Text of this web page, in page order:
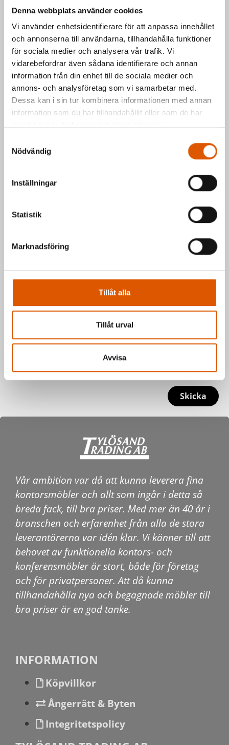
Denna webbplats använder cookies
Vi använder enhetsidentifierare för att anpassa innehållet
och annonserna till användarna, tillhandahålla funktioner
för sociala medier och analysera vår trafik. Vi
vidarebefordrar även sådana identifierare och annan
information från din enhet till de sociala medier och
annons- och analysföretag som vi samarbetar med.
Dessa kan i sin tur kombinera informationen med annan
information som du har tillhandahållit eller som de har
Nödvändig
Inställningar
Statistik
Marknadsföring
Tillåt alla
Tillåt urval
Avvisa
Har du frågor om våra produkter
eller vill du prata med en säljare?
Kontakta oss via formuläret eller direkt, så
hör vi av oss så fort vi kan.
Johan Olander e-posteller telefon 035-
2953810
Hälsningar Johan & Mattias
Skicka
Vår ambition var då att kunna leverera fina
kontorsmöbler och allt som ingår i detta så
breda fack, till bra priser. Med mer än 40 år i
branschen och erfarenhet från alla de stora
leverantörerna var idén klar. Vi känner till att
behovet av funktionella kontors- och
konferensmöbler är stort, både för företag
och för privatpersoner. Att då kunna
tillhandahålla nya och begagnade möbler till
bra priser är en god tanke.
INFORMATION
Köpvillkor
Ångerrätt & Byten
Integritetspolicy